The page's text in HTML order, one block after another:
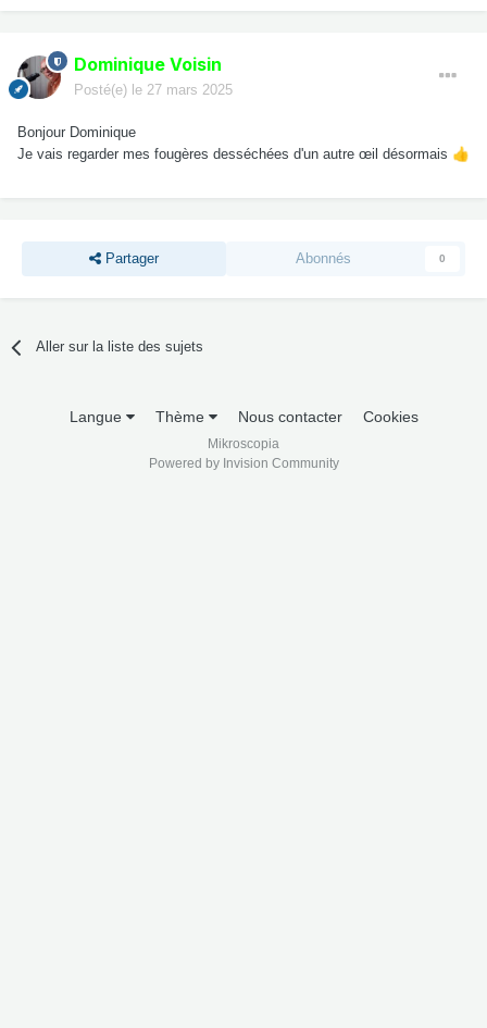
Dominique Voisin
Posté(e) le 27 mars 2025
Bonjour Dominique
Je vais regarder mes fougères desséchées d'un autre œil désormais 👍
Partager Abonnés 0
Aller sur la liste des sujets
Langue Thème Nous contacter Cookies
Mikroscopia
Powered by Invision Community